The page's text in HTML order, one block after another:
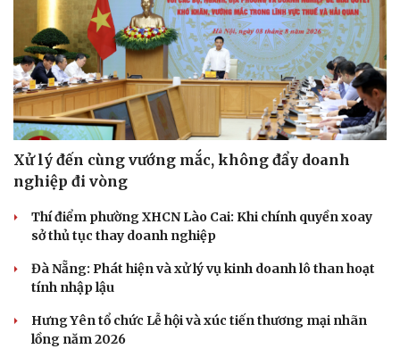
Sức khỏe
Đời sống
Xử lý đến cùng vướng mắc, không đẩy doanh
nghiệp đi vòng
Thí điểm phường XHCN Lào Cai: Khi chính quyền xoay
sở thủ tục thay doanh nghiệp
Đà Nẵng: Phát hiện và xử lý vụ kinh doanh lô than hoạt
tính nhập lậu
Hưng Yên tổ chức Lễ hội và xúc tiến thương mại nhãn
lồng năm 2026